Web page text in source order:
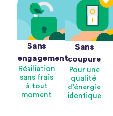
Sans
engagement
Résiliation
sans frais
à tout
moment
Sans
coupure
Pour une
qualité
d’énergie
identique